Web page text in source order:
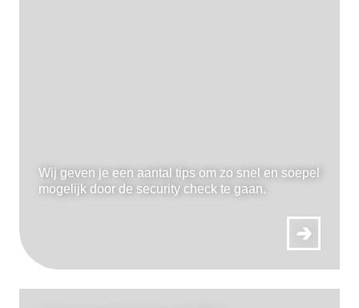
Wij geven je een aantal tips om zo snel en soepel
mogelijk door de security check te gaan.